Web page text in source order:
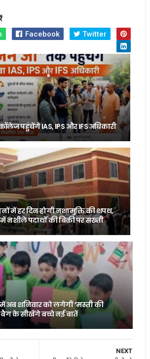
Facebook Twitter
पहुंचेंगे IAS, IPS और IFS अधिकारी
में हर दिन होगी नशामुक्ति की शपथ,
नशीले पदार्थों की बिक्री पर सख्ती
अब शनिवार को लगेगी ‘मस्ती की
बैग के सीखेंगे बच्चे नई बातें
NEXT